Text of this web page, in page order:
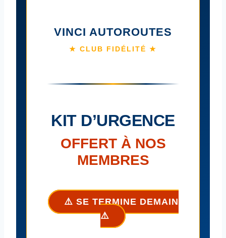
VINCI AUTOROUTES
★ CLUB FIDÉLITÉ ★
KIT D’URGENCE
OFFERT À NOS
MEMBRES
⚠️ SE TERMINE DEMAIN
⚠️